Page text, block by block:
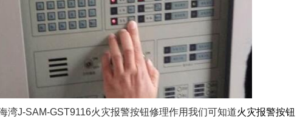
J-SAM-GST9116火灾报警按钮修理作用我们可知道火灾报警按钮